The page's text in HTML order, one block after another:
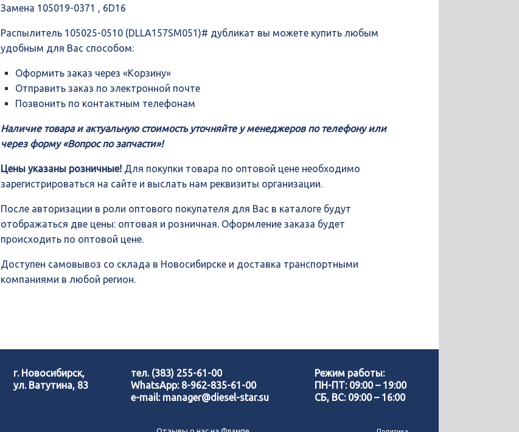
Замена 105019-0371 , 6D16
Распылитель 105025-0510 (DLLA157SM051)# дубликат вы можете купить любым
удобным для Вас способом:
Оформить заказ через «Корзину»
Отправить заказ по электронной почте
Позвонить по контактным телефонам
Наличие товара и актуальную стоимость уточняйте у менеджеров по телефону или
через форму «Вопрос по запчасти»!
Цены указаны розничные! Для покупки товара по оптовой цене необходимо
зарегистрироваться на сайте и выслать нам реквизиты организации.
После авторизации в роли оптового покупателя для Вас в каталоге будут
отображаться две цены: оптовая и розничная. Оформление заказа будет
происходить по оптовой цене.
Доступен самовывоз со склада в Новосибирске и доставка транспортными
компаниями в любой регион.
г. Новосибирск,
ул. Ватутина, 83
тел. (383) 255-61-00
WhatsApp: 8-962-835-61-00
e-mail: manager@diesel-star.su
Режим работы:
ПН-ПТ: 09:00 – 19:00
СБ, ВС: 09:00 – 16:00